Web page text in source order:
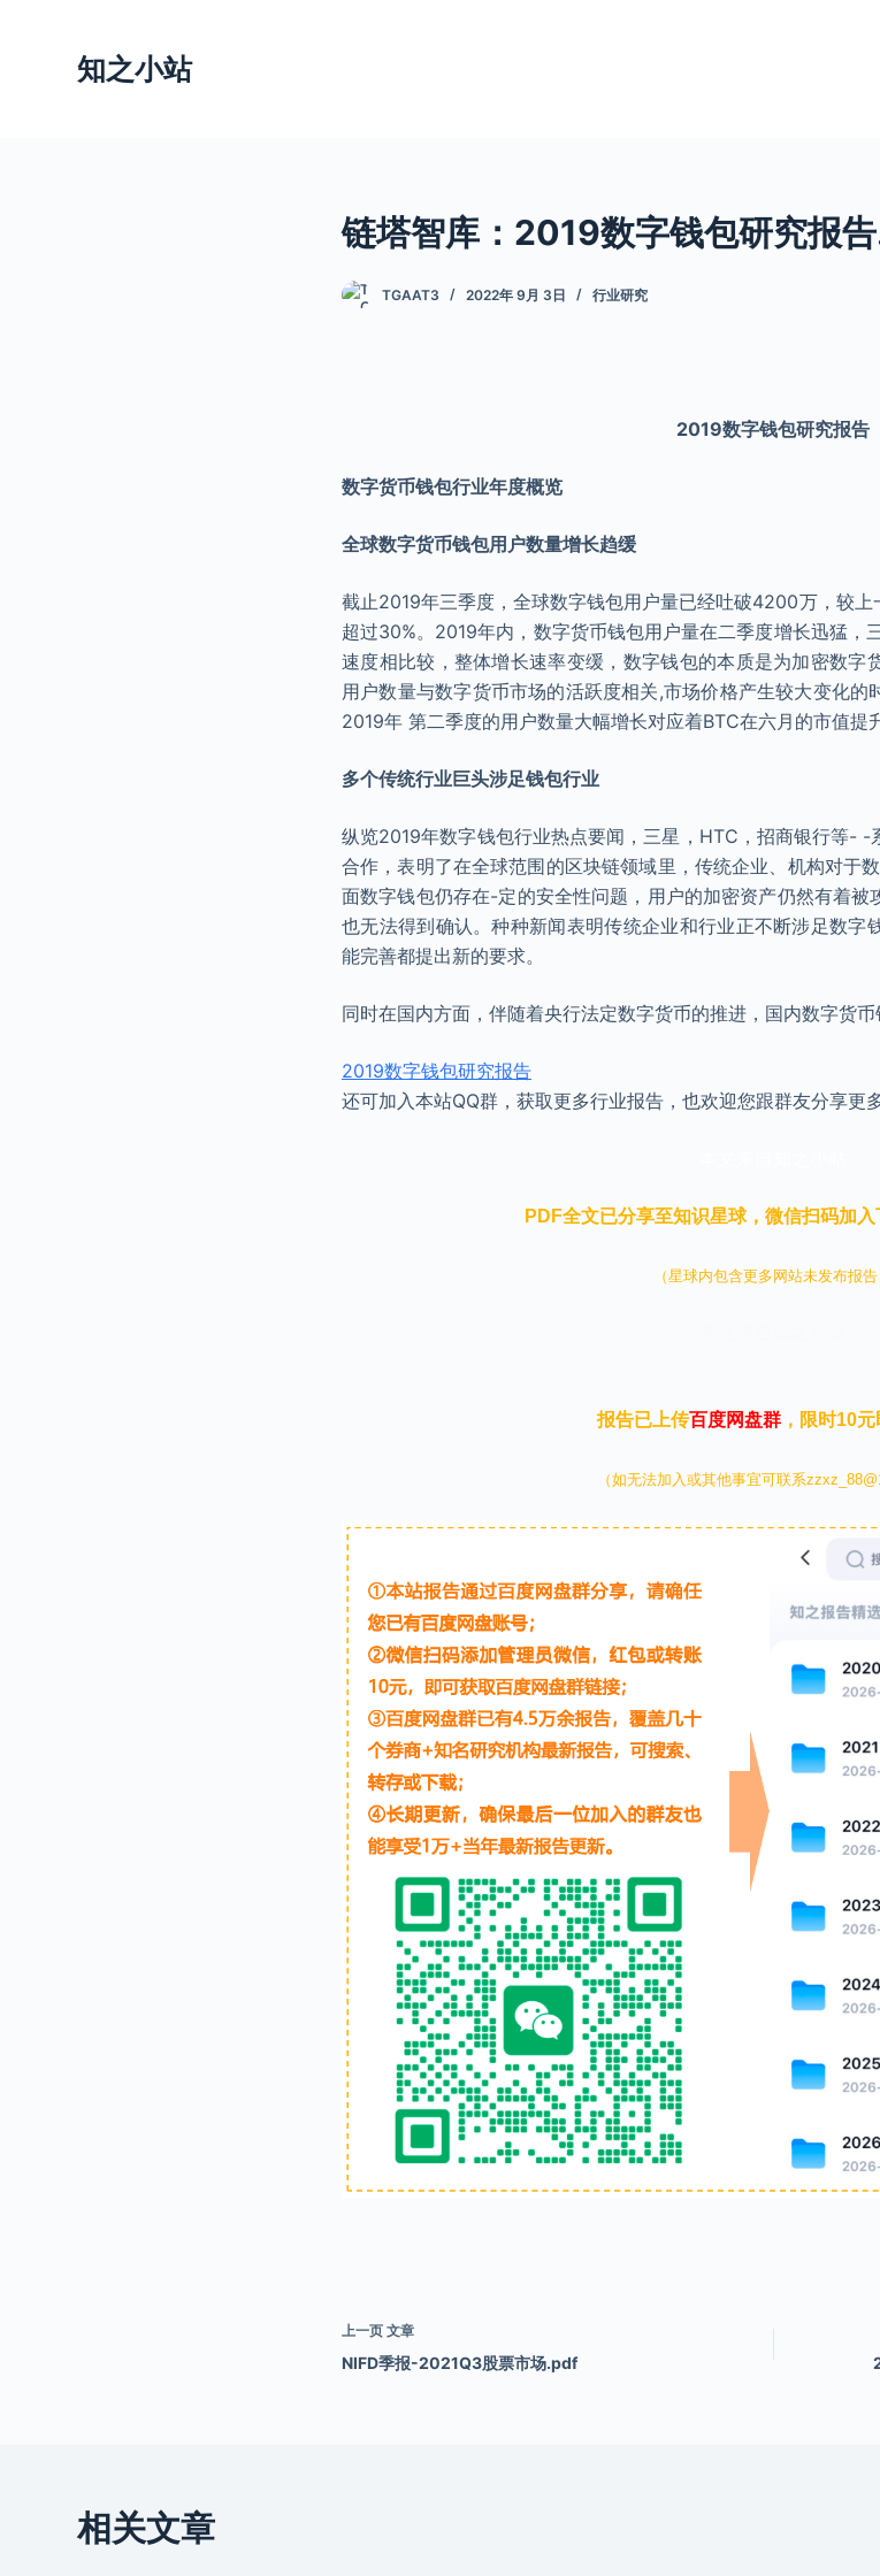
知之小站
链塔智库：2019数字钱包研究报
TGAAT3 2022年 9月 3日 行业研究
2019数字钱包研究报告
数字货币钱包行业年度概览
全球数字货币钱包用户数量增长趋缓
截止2019年三季度，全球数字钱包用户量已经吐破4200万，较
超过30%。2019年内，数字货币钱包用户量在二季度增长迅猛，
速度相比较，整体增长速率变缓，数字钱包的本质是为加密数字
用户数量与数字货币市场的活跃度相关,市场价格产生较大变化
2019年 第二季度的用户数量大幅增长对应着BTC在六月的市值提
多个传统行业巨头涉足钱包行业
纵览2019年数字钱包行业热点要闻，三星，HTC，招商银行等- -
合作，表明了在全球范围的区块链领域里，传统企业、机构对于
面数字钱包仍存在-定的安全性问题，用户的加密资产仍然有着
也无法得到确认。种种新闻表明传统企业和行业正不断涉足数字
能完善都提出新的要求。
同时在国内方面，伴随着央行法定数字货币的推进，国内数字货币
2019数字钱包研究报告
还可加入本站QQ群，获取更多行业报告，也欢迎您跟群友分享更
PDF全文已分享至知识星球，微信扫码加
（星球内包含更多网站未发布报告
报告已上传百度网盘群 ，限时10
（如无法加入或其他事宜可联系
上一页 文章
NIFD季报-2021Q3股票市场.pdf
相关文章